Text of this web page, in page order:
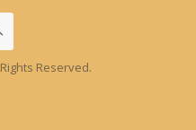
Reserved.